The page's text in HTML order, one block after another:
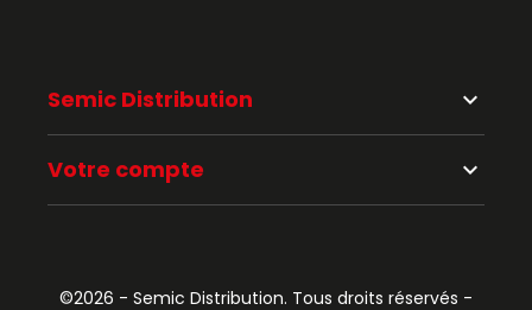
Semic Distribution keyboard_arrow_down
Votre compte keyboard_arrow_down
©2026 - Semic Distribution. Tous droits réservés -